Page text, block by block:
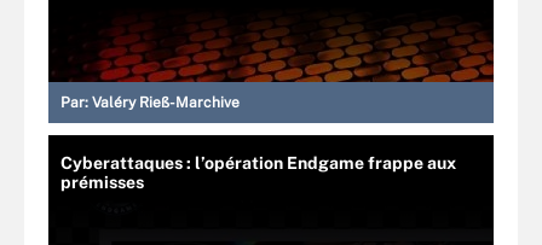
Par: Valéry Rieß-Marchive
Cyberattaques : l’opération Endgame frappe aux
prémisses